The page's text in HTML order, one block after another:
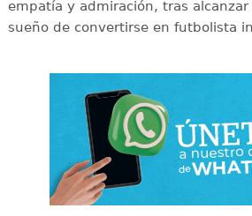
empatía y admiración, tras
sueño de convertirse en futbolista